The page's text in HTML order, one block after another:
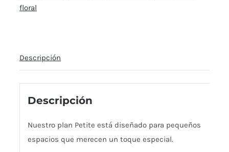
floral
Descripción
Descripción
Nuestro plan Petite está diseñado para pequeños
espacios que merecen un toque especial.